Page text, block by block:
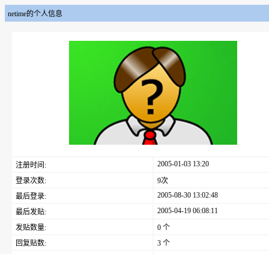
netime的个人信息
注册时间:
2005-01-03 13:20
登录次数:
9次
最后登录:
2005-08-30 13:02:48
最后发贴:
2005-04-19 06:08:11
发贴数量:
0 个
回复贴数:
3 个